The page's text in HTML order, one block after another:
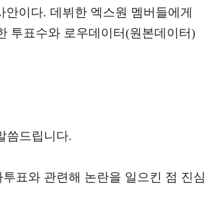
이다. 데뷔한 엑스원 멤버들에게
투표수와 로우데이터(원본데이터)
씀드립니다.
표와 관련해 논란을 일으킨 점 진심